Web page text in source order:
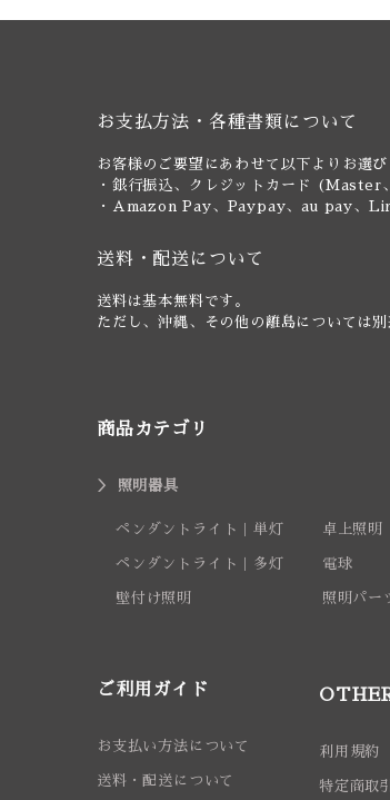
お支払方法・各種書類について
お客様のご要望にあわせて以下よりお選び
・銀行振込、クレジットカード
・Amazon Pay、Paypay、au pay、
送料・配送について
送料は基本無料です。
ただし、沖縄、その他の離島については
商品カテゴリ
照明器具
ペンダントライト｜単灯 卓上照明
ペンダントライト｜多灯 電球
壁付け照明 照明パー
ご利用ガイド
お支払い方法について
送料・配送について
利用規約
特定商取